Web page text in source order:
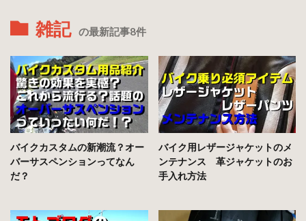
雑記 の最新記事8件
バイクカスタムの新潮流？オー
バーサスペンションってなん
だ？
バイク用レザージャケットのメ
ンテナンス 革ジャケットのお
手入れ方法